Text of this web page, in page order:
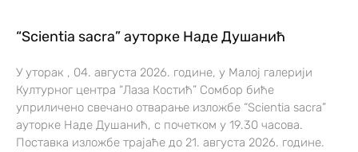
“Scientia sacra” ауторке Наде Душанић
У уторак , 04. августа 2026. године, у Малој галерији
Културног центра “Лаза Костић” Сомбор биће
уприличено свечано отварање изложбе “Scientia sacra”
ауторке Наде Душанић, с почетком у 19.30 часова.
Поставка изложбе трајаће до 21. августа 2026. године.